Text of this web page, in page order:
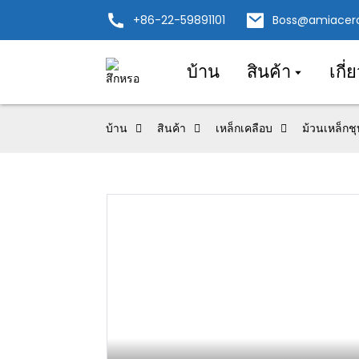
+86-22-59891101
บ้าน สินค้า เกี่
บ้าน สินค้า เหล็กเคลือบ ม้วนเหล็ก